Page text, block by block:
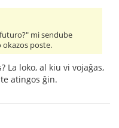
mi sendube
okazos poste.
La loko, al kiu vi vojaĝas,
atingos ĝin.